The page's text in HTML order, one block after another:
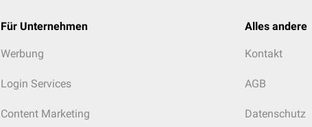
Für Unternehmen
Werbung
Login Services
Content Marketing
Alles andere
Kontakt
AGB
Datenschutz